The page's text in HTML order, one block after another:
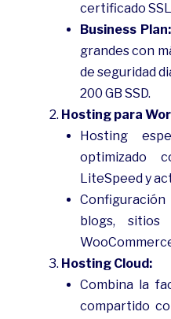
certificado
Business Plan:
grandes con
de seguridad
200 GB SSD.
Hosting para
Hosting
optimizado
LiteSpeed y
blogs, sitios
Hosting Cloud:
Combina la
compartido